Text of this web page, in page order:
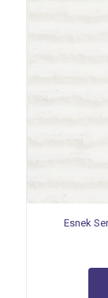
Esnek